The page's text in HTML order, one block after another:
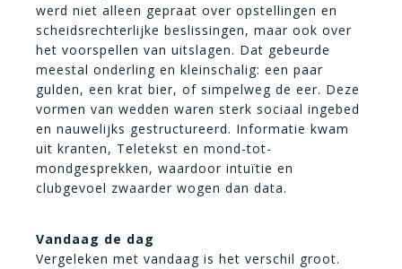
werd niet alleen gepraat over opstellingen en
scheidsrechterlijke beslissingen, maar ook over
het voorspellen van uitslagen. Dat gebeurde
meestal onderling en kleinschalig: een paar
gulden, een krat bier, of simpelweg de eer. Deze
vormen van wedden waren sterk sociaal ingebed
en nauwelijks gestructureerd. Informatie kwam
uit kranten, Teletekst en mond-tot-
mondgesprekken, waardoor intuïtie en
clubgevoel zwaarder wogen dan data.
Vandaag de dag
Vergeleken met vandaag is het verschil groot.